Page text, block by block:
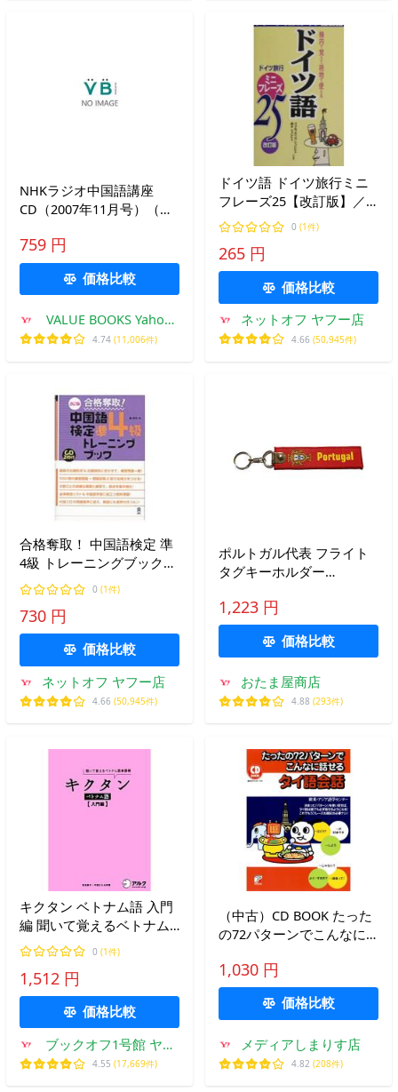
NHKラジオ中国語講座
CD（2007年11月号）（ペ
759 円
価格比較
VALUE BOOKS Yahoo!
店
4.74 (11,006件)
ドイツ語 ドイツ旅行ミニ
フレーズ25【改訂版】／
ヴォルフガングシュレヒト
／恭子シュレヒト
0 (1件)
265 円
価格比較
ネットオフ ヤフー店
4.66 (50,945件)
合格奪取！ 中国語検定 準
4級 トレーニングブック
【改訂版】／戴暁旬
0 (1件)
730 円
価格比較
ネットオフ ヤフー店
4.66 (50,945件)
ポルトガル代表 フライト
タグキーホルダー
1,223 円
価格比較
おたま屋商店
4.88 (293件)
キクタン ベトナム語 入門
編 聞いて覚えるベトナム
語単語帳/今田ひとみ(著
者),吉本康子
0 (1件)
1,512 円
価格比較
ブックオフ1号館 ヤフ
ーショッピング店
4.55 (17,669件)
（中古）CD BOOK たった
の72パターンでこんなに
アジア語学センター
1,030 円
価格比較
メディアしまりす店
4.82 (208件)